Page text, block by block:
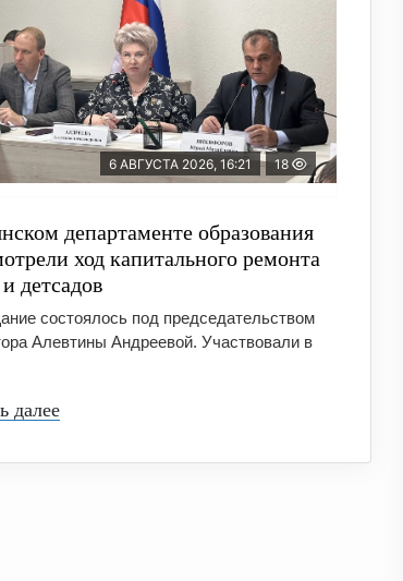
6 АВГУСТА 2026, 16:21 18
департаменте образования
ход капитального ремонта
детсадов
состоялось под председательством
Алевтины Андреевой. Участвовали в
далее